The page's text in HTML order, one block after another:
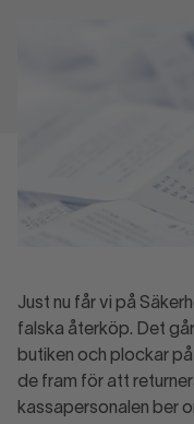
Just nu får vi på
falska återköp. Det
butiken och plockar
de fram för att
kassapersonalen ber